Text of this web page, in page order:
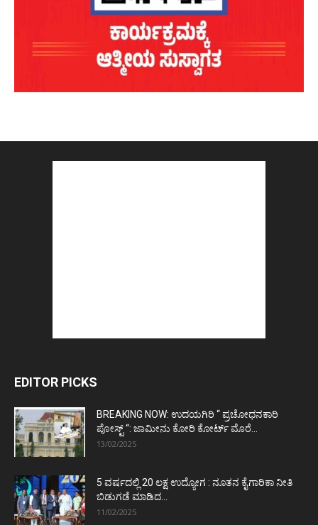
EDITOR PICKS
BREAKING NOW: ಉದಯಗಿರಿ “ ಪ್ರಚೋಧನಕಾರಿ
ಪೋಸ್ಟ್‌ “: ಜಾಮೀನು ಕೋರಿ ಕೋರ್ಟ್‌ ಮೊರೆ...
13/02/2025
5 ವರ್ಷದಲ್ಲಿ 20 ಲಕ್ಷ ಉದ್ಯೋಗ : ನೂತನ ಕೈಗಾರಿಕಾ ನೀತಿ
ಬಿಡುಗಡೆ ಮಾಡಿದ...
11/02/2025